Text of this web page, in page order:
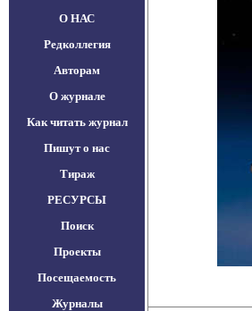
О НАС
Редколлегия
Авторам
О журнале
Как читать журнал
Пишут о нас
Тираж
РЕСУРСЫ
Поиск
Проекты
Посещаемость
Журналы